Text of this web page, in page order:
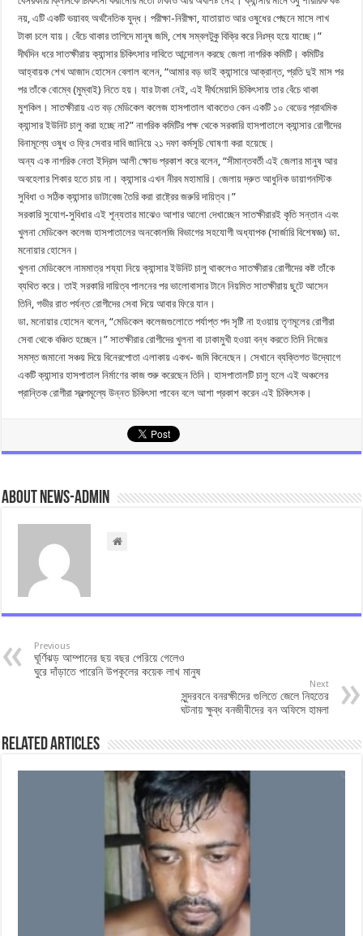
নয়, এটি একটি ভয়াবহ অর্থনৈতিক যুদ্ধ। পরীক্ষা-নিরীক্ষা, যাতায়াত আর ওষুধের পেছনে মাসে লাখ
টাকা চলে যায়। বেঁচে থাকার তাগিদে মানুষ জমি, শেষ সম্বলটুকু বিক্রি করে নিঃস্ব হয়ে যাচ্ছে।”
দীর্ঘদিন ধরে সাতক্ষীরায় ক্যান্সার চিকিৎসার দাবিতে আন্দোলন করছে জেলা নাগরিক কমিটি। কমিটির
আহ্বায়ক শেখ আজাদ হোসেন বেলাল বলেন, “আমার বড় ভাই ক্যান্সারে আক্রান্ত, প্রতি দুই মাস পর
পর তাঁকে বোম্বে (মুম্বাই) নিতে হয়। যার টাকা নেই, এই দীর্ঘমেয়াদি চিকিৎসায় তার বেঁচে থাকা
মুশকিল। সাতক্ষীরায় এত বড় মেডিকেল কলেজ হাসপাতাল থাকতেও কেন একটি ১০ বেডের প্রাথমিক
ক্যান্সার ইউনিট চালু করা হচ্ছে না?” নাগরিক কমিটির পক্ষ থেকে সরকারি হাসপাতালে ক্যান্সার রোগীদের
বিনামূল্যে ওষুধ ও ফ্রি সেবার দাবি জানিয়ে ২১ দফা কর্মসূচি ঘোষণা করা হয়েছে।
অন্য এক নাগরিক নেতা ইদ্রিস আলী ক্ষোভ প্রকাশ করে বলেন, “সীমান্তবর্তী এই জেলার মানুষ আর
অবহেলার শিকার হতে চায় না। ক্যান্সার এখন নীরব মহামারি। জেলায় দ্রুত আধুনিক ডায়াগনস্টিক
সুবিধা ও সঠিক ক্যান্সার ডাটাবেজ তৈরি করা রাষ্ট্রের জরুরি দায়িত্ব।”
সরকারি সুযোগ-সুবিধার এই শূন্যতার মাঝেও আশার আলো দেখাচ্ছেন সাতক্ষীরারই কৃতি সন্তান এবং
খুলনা মেডিকেল কলেজ হাসপাতালের অনকোলজি বিভাগের সহযোগী অধ্যাপক (সার্জারি বিশেষজ্ঞ) ডা.
মনোয়ার হোসেন।
খুলনা মেডিকেলে নামমাত্র শয্যা নিয়ে ক্যান্সার ইউনিট চালু থাকলেও সাতক্ষীরার রোগীদের কষ্ট তাঁকে
ব্যথিত করে। তাই সরকারি দায়িত্ব পালনের পর ভালোবাসার টানে নিয়মিত সাতক্ষীরায় ছুটে আসেন
তিনি, গভীর রাত পর্যন্ত রোগীদের সেবা দিয়ে আবার ফিরে যান।
ডা. মনোয়ার হোসেন বলেন, “মেডিকেল কলেজগুলোতে পর্যাপ্ত পদ সৃষ্টি না হওয়ায় তৃণমূলের রোগীরা
সেবা থেকে বঞ্চিত হচ্ছেন।” সাতক্ষীরার রোগীদের খুলনা বা ঢাকামুখী হওয়া বন্ধ করতে তিনি নিজের
সমস্ত জমানো সঞ্চয় দিয়ে বিনেরপোতা এলাকায় একখ- জমি কিনেছেন। সেখানে ব্যক্তিগত উদ্যোগে
একটি ক্যান্সার হাসপাতাল নির্মাণের কাজ শুরু করেছেন তিনি। হাসপাতালটি চালু হলে এই অঞ্চলের
প্রান্তিক রোগীরা স্বল্পমূল্যে উন্নত চিকিৎসা পাবেন বলে আশা প্রকাশ করেন এই চিকিৎসক।
About news-admin
Previous
ঘূর্ণিঝড় আম্পানের ছয় বছর পেরিয়ে গেলেও
ঘুরে দাঁড়াতে পারেনি উপকূলের কয়েক লাখ মানুষ
Next
সুন্দরবনে বনরক্ষীদের গুলিতে জেলে নিহতের
ঘটনায় ক্ষুব্ধ বনজীবীদের বন অফিসে হামলা
Related Articles